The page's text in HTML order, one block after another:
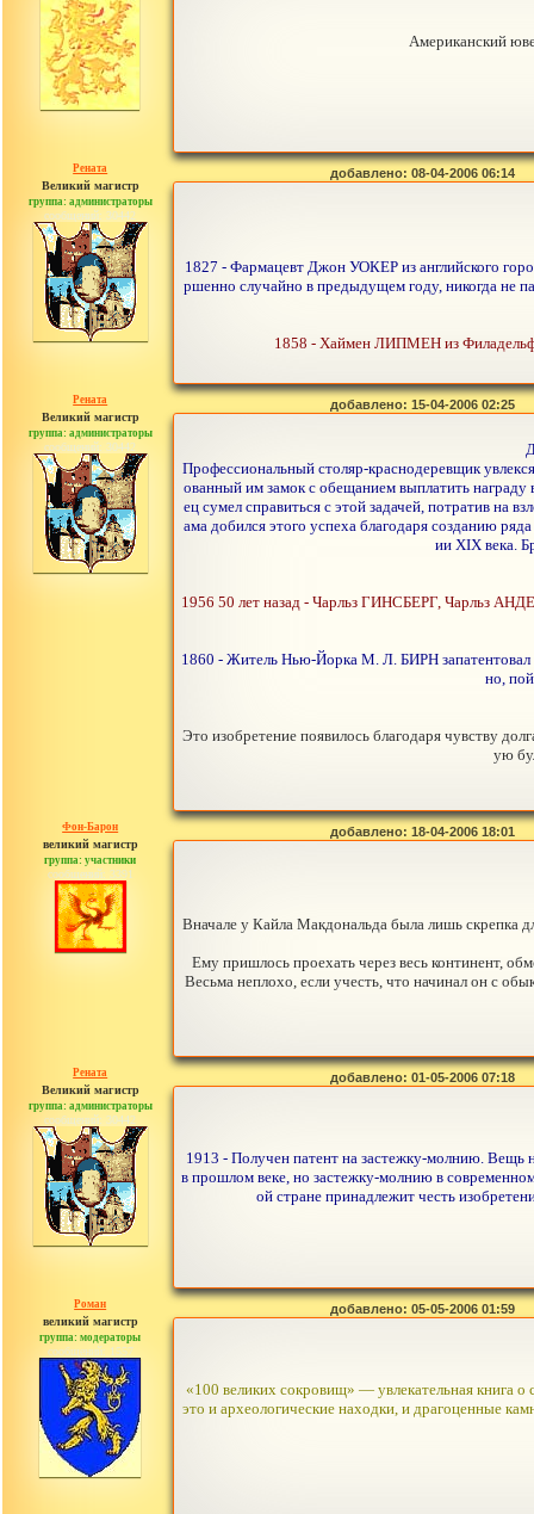
Американский
Рената
Великий магистр
группа: администраторы
сообщений: 30442
добавлено: 08-04-2006 06:14
1827 - Фармацевт Джон УОКЕР из английского
ршенно случайно в предыдущем году, никогда не
1858 - Хаймен ЛИПМЕН из
Рената
Великий магистр
группа: администраторы
сообщений: 30442
добавлено: 15-04-2006 02:25
Профессиональный столяр-краснодеревщик
ованный им замок с обещанием выплатить награду
ец сумел справиться с этой задачей, потратив на
ама добился этого успеха благодаря созданию
ии XIX века.
1956 50 лет назад - Чарльз ГИНСБЕРГ, Чарльз
1860 - Житель Нью-Йорка М. Л. БИРН запатентовал
но,
Это изобретение появилось благодаря чувству
ую
Фон-Барон
великий магистр
группа: участники
сообщений: 3391
добавлено: 18-04-2006 18:01
Вначале у Кайла Макдональда была лишь скрепка
Ему пришлось проехать через весь континент,
Весьма неплохо, если учесть, что начинал он с
Рената
Великий магистр
группа: администраторы
сообщений: 30442
добавлено: 01-05-2006 07:18
1913 - Получен патент на застежку-молнию. Вещь
в прошлом веке, но застежку-молнию в
ой стране принадлежит честь
Роман
великий магистр
группа: модераторы
сообщений: 1557
добавлено: 05-05-2006 01:59
«100 великих сокровищ» — увлекательная книга
это и археологические находки, и драгоценные